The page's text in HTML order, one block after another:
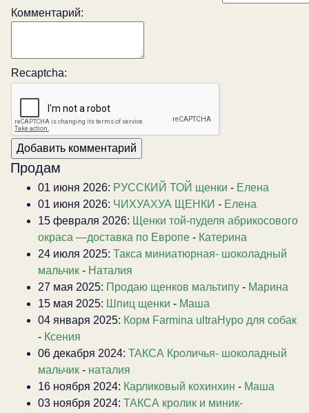
Комментарий:
Recaptcha:
Продам
01 июня 2026: РУССКИЙ ТОЙ щенки - Елена
01 июня 2026: ЧИХУАХУА ЩЕНКИ - Елена
15 февраля 2026: Щенки той-пуделя абрикосового
окраса —доставка по Европе - Катерина
24 июля 2025: Такса миниатюрная- шоколадный
мальчик - Наталия
27 мая 2025: Продаю щенков мальтипу - Марина
15 мая 2025: Шпиц щенки - Маша
04 января 2025: Корм Farmina ultraHypo для собак
- Ксения
06 декабря 2024: ТАКСА Кроличья- шоколадный
мальчик - наталия
16 ноября 2024: Карликовый кохинхин - Маша
03 ноября 2024: ТАКСА кролик и миник-